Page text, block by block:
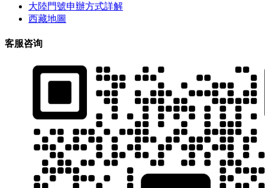
大陸門號申辦方式詳解
西藏地圖
客服咨询